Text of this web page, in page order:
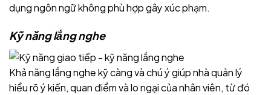
dụng ngôn ngữ không phù hợp gây xúc phạm.
Kỹ năng lắng nghe
Khả năng lắng nghe kỹ càng và chú ý giúp nhà quản lý
hiểu rõ ý kiến, quan điểm và lo ngại của nhân viên, từ đó